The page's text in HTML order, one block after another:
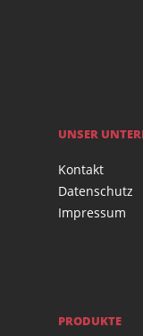
UNSER
Kontakt
Datenschutz
Impressum
PRODUKTE